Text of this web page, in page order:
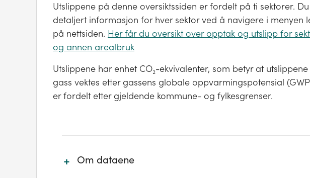
Utslippene på denne oversiktssiden er fordelt på ti sektorer.
detaljert informasjon for hver sektor ved å navigere i menyen
på nettsiden. Her får du oversikt over opptak og utslipp for
og annen arealbruk
Utslippene har enhet CO₂-ekvivalenter, som betyr at
gass vektes etter gassens globale oppvarmingspotensial
er fordelt etter gjeldende kommune- og fylkesgrenser.
+ Om dataene